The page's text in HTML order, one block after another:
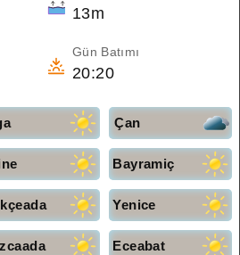
13m
Gün Batımı
20:20
Çan
Bayramiç
Yenice
Eceabat